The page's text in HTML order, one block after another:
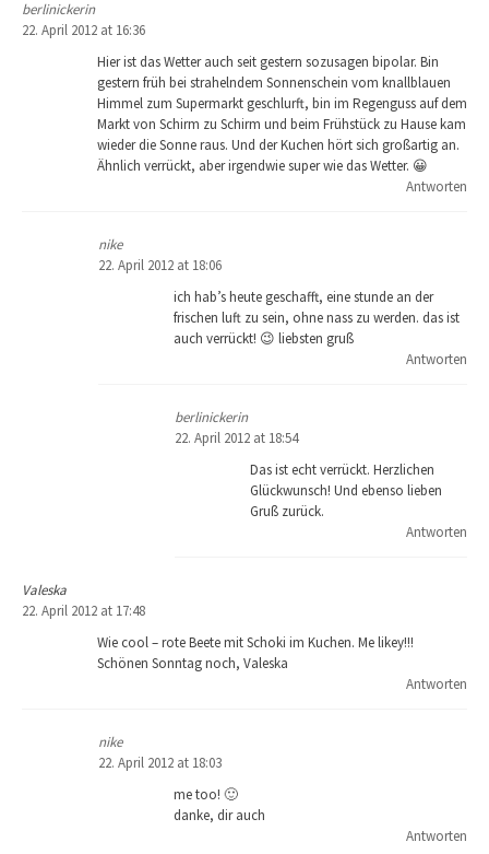
berlinickerin
22. April 2012 at 16:36
Hier ist das Wetter auch seit gestern sozusagen bipolar. Bin
gestern früh bei strahelndem Sonnenschein vom knallblauen
Himmel zum Supermarkt geschlurft, bin im Regenguss auf dem
Markt von Schirm zu Schirm und beim Frühstück zu Hause kam
wieder die Sonne raus. Und der Kuchen hört sich großartig an.
Ähnlich verrückt, aber irgendwie super wie das Wetter. 😀
Antworten
nike
22. April 2012 at 18:06
ich hab’s heute geschafft, eine stunde an der
frischen luft zu sein, ohne nass zu werden. das ist
auch verrückt! 😉 liebsten gruß
Antworten
berlinickerin
22. April 2012 at 18:54
Das ist echt verrückt. Herzlichen
Glückwunsch! Und ebenso lieben
Gruß zurück.
Antworten
Valeska
22. April 2012 at 17:48
Wie cool – rote Beete mit Schoki im Kuchen. Me likey!!!
Schönen Sonntag noch, Valeska
Antworten
nike
22. April 2012 at 18:03
me too! 🙂
danke, dir auch
Antworten